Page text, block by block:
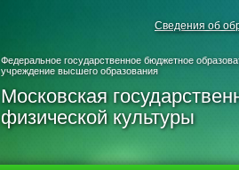
Сведения об
Федеральное государственное бюджетное
учреждение высшего образования
Московская
физической культуры